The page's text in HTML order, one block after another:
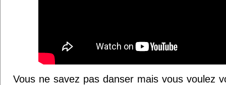
Vous ne savez pas danser mais vous voulez